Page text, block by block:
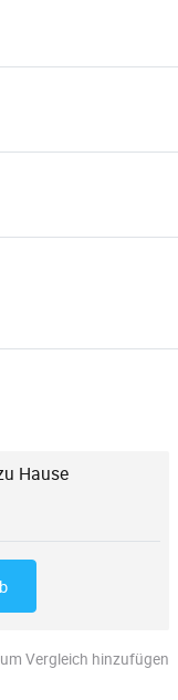
Hause
Vergleich hinzufügen